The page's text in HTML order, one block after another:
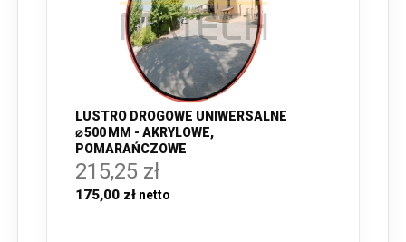
LUSTRO DROGOWE UNIWERSALNE
⌀ 500 MM - AKRYLOWE,
POMARAŃCZOWE
215,25 zł
175,00 zł